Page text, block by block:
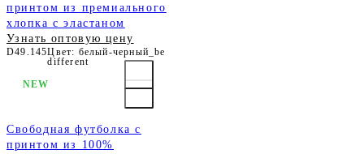
принтом из премиального
хлопка с эластаном
Узнать оптовую цену
D49.145Цвет: белый-черный_be
different
Свободная футболка с
принтом из 100%
NEW